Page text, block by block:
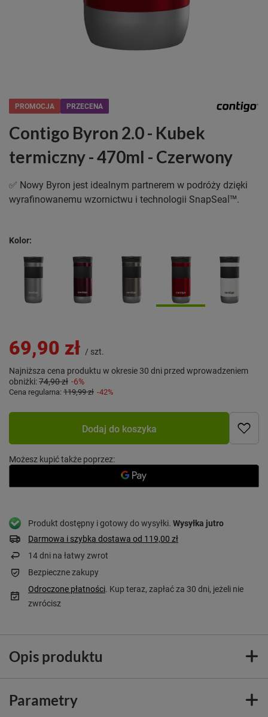
PROMOCJA PRZECENA
Contigo Byron 2.0 - Kubek
termiczny - 470ml - Czerwony
✅ Nowy Byron jest idealnym partnerem w podróży dzięki
wyrafinowanemu wzornictwu i technologii SnapSeal™.
Kolor
69,90 zł / szt.
Najniższa cena produktu w okresie 30 dni przed wprowadzeniem
obniżki:74,90 zł -6%
Cena regularna: 119,99 zł -42%
Dodaj do koszyka
Możesz kupić także poprzez:
Produkt dostępny i gotowy do wysyłki Wysyłka jutro
Darmowa i szybka dostawa od 119,00 zł
14dni na łatwy zwrot
Bezpieczne zakupy
Odroczone płatności. Kup teraz, zapłać za 30 dni, jeżeli nie
zwrócisz
Opis produktu
Parametry